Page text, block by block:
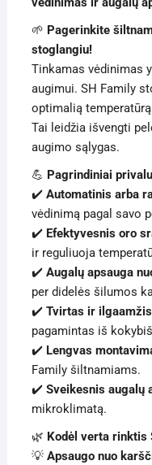
🌱 Pagerinkite
stoglangiu!
Tinkamas vėdinimas
augimui. SH Family
optimalią
Tai leidžia išvengti
augimo sąlygas.
💪 Pagrindiniai
✔️ Automatinis arba
vėdinimą pagal savo
✔️ Efektyvesnis oro
ir reguliuoja
✔️ Augalų apsauga
per didelės šilumos
✔️ Tvirtas ir ilgaamžis
pagamintas iš
✔️ Lengvas
Family šiltnamiams.
✔️ Sveikesnis augalų
mikroklimatą.
🌿 Kodėl verta rinktis
💡 Apsaugo nuo